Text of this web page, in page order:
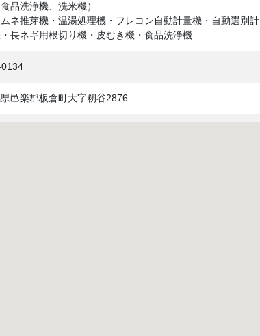
品洗浄機、洗米機）
ネ推芽機・温湯処理機・フレコン自動計量機・自動選別計
長ネギ用根切り機・皮むき機・食品洗浄機
邑楽郡板倉町大字籾谷2876